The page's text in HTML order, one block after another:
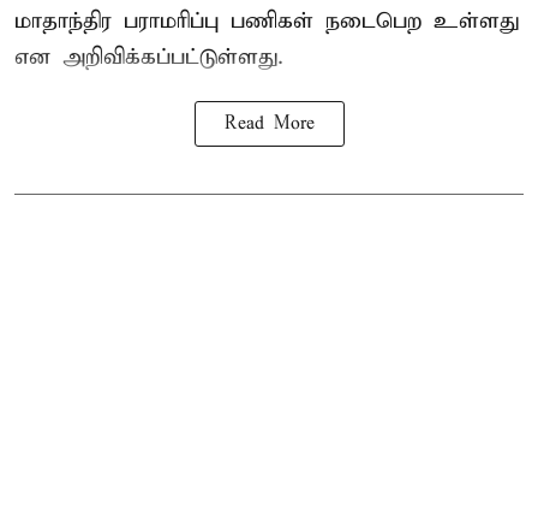
மாதாந்திர பராமரிப்பு பணிகள் நடைபெற உள்ளது
என அறிவிக்கப்பட்டுள்ளது.
Read More